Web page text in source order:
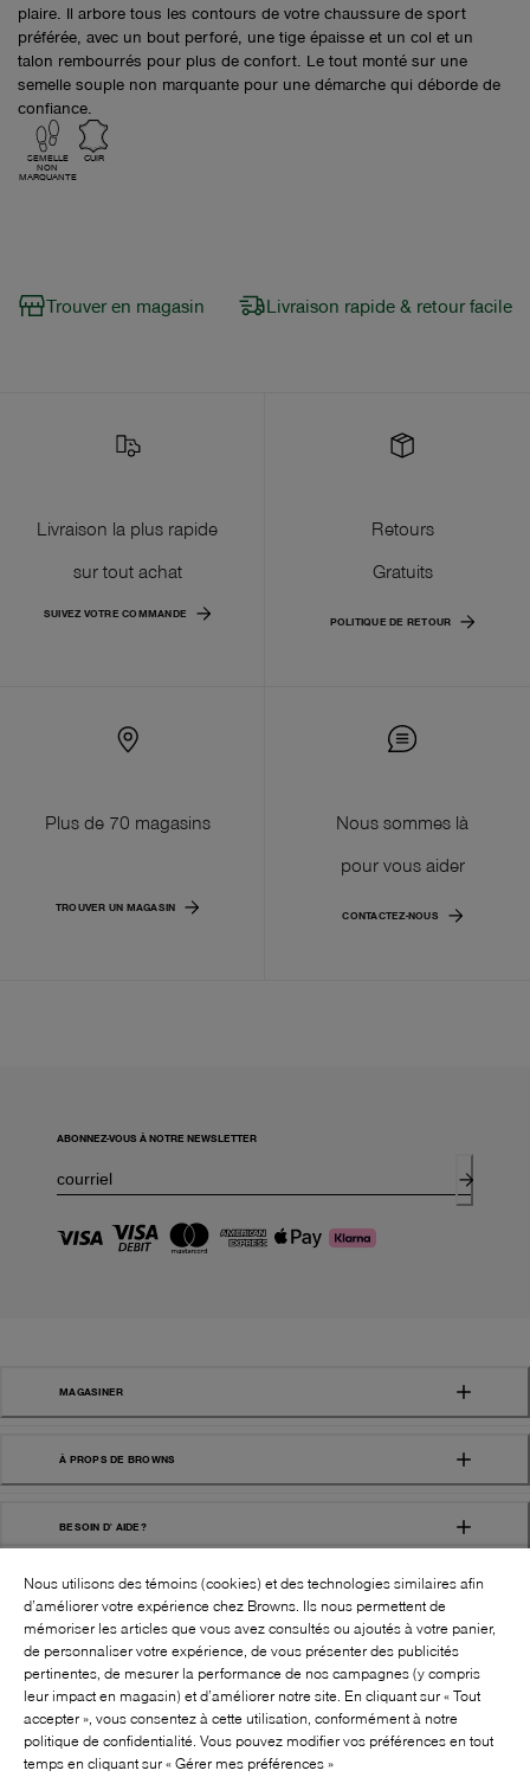
plaire. Il arbore tous les contours de votre chaussure de sport
préférée, avec un bout perforé, une tige épaisse et un col et un
talon rembourrés pour plus de confort. Le tout monté sur une
semelle souple non marquante pour une démarche qui déborde de
confiance.
SEMELLE
NON
MARQUANTE
CUIR
Trouver en magasin Livraison rapide & retour facile
Livraison la plus rapide
sur tout achat
SUIVEZ VOTRE COMMANDE
Retours
Gratuits
POLITIQUE DE RETOUR
Plus de 70 magasins
TROUVER UN MAGASIN
Nous sommes là
pour vous aider
CONTACTEZ-NOUS
ABONNEZ-VOUS À NOTRE NEWSLETTER
MAGASINER
À PROPS DE BROWNS
BESOIN D' AIDE?
BROWNS SHOES INC. TOUS DROITS
RÉSERVÉS
SUIVEZ-NOUS!:
Nous utilisons des témoins (cookies) et des technologies similaires afin
d’améliorer votre expérience chez Browns. Ils nous permettent de
mémoriser les articles que vous avez consultés ou ajoutés à votre panier,
de personnaliser votre expérience, de vous présenter des publicités
pertinentes, de mesurer la performance de nos campagnes (y compris
leur impact en magasin) et d’améliorer notre site. En cliquant sur « Tout
accepter », vous consentez à cette utilisation, conformément à notre
politique de confidentialité. Vous pouvez modifier vos préférences en tout
temps en cliquant sur « Gérer mes préférences »